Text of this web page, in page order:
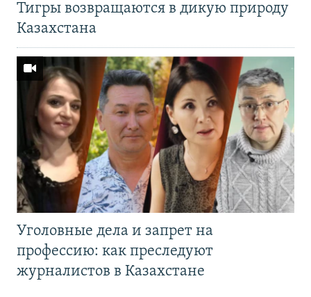
Тигры возвращаются в дикую природу
Казахстана
Уголовные дела и запрет на
профессию: как преследуют
журналистов в Казахстане